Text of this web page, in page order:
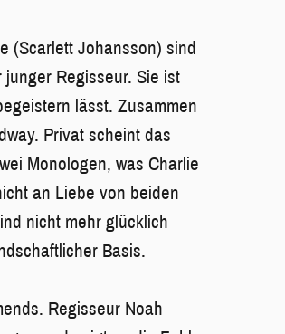
(Scarlett Johansson) sind
Regisseur. Sie ist
lässt. Zusammen
Privat scheint das
Monologen, was Charlie
an Liebe von beiden
nicht mehr glücklich
Basis.
Regisseur Noah